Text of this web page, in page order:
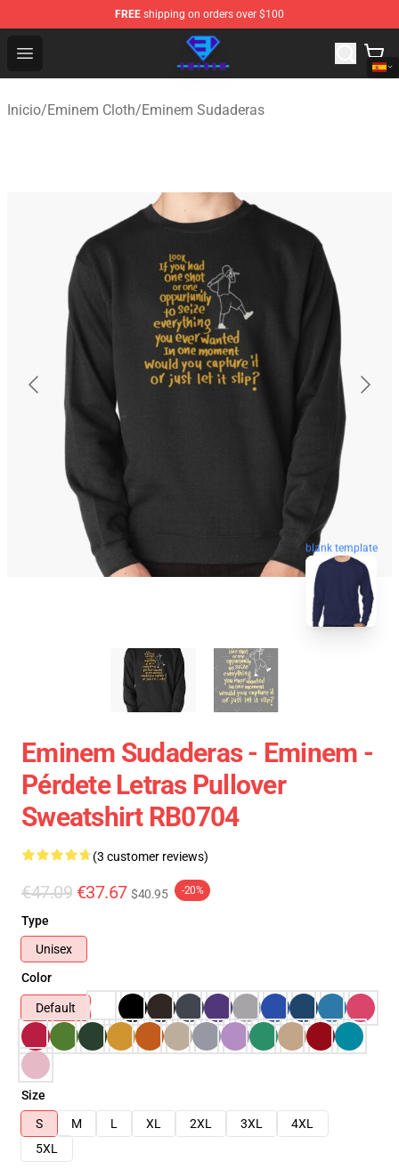
FREE shipping on orders over $100
Open menu
Eminem Store - Official Eminem Merchandise Shop
Inicio/Eminem Cloth/Eminem Sudaderas
blank template
Eminem Sudaderas - Eminem -
Pérdete Letras Pullover
Sweatshirt RB0704
(3 customer reviews)
€47.09 €37.67 $40.95 -20%
Type
Unisex
Color
Default
Size
S
M L XL 2XL 3XL
4XL
5XL